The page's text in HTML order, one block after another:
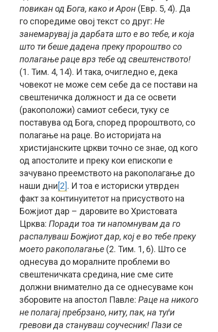
повикан од Бога, како и Арон (Евр. 5, 4). Да
го споредиме овој текст со друг: Не
занемарувај ја дарбата што е во тебе, и која
што ти беше дадена преку пророштво со
полагање раце врз тебе од свештенството!
(1. Тим. 4, 14). И така, очигледно е, дека
човекот не може сем себе да се постави на
свештеничка должност и да се освети
(ракоположи) самиот себеси, туку се
поставува од Бога, според пророштвото, со
полагање на раце. Во историјата на
христијанските цркви точно се знае, од кого
од апостолите и преку кои епископи е
зачувано преемството на ракополагање до
наши дни[2]. И тоа е историски утврден
факт за континуитетот на присуството на
Божјиот дар – даровите во Христовата
Црква: Поради тоа ти напомнувам да го
распалуваш Божјиот дар, кој е во тебе преку
моето ракополагање (2. Тим. 1, 6). Што се
однесува до моралните проблеми во
свештеничката средина, ние сме сите
должни внимателно да се однесуваме кон
зборовите на апостол Павле: Раце на никого
не полагај пребрзано, ниту, пак, на туѓи
гревови да стануваш соучесник! Пази се